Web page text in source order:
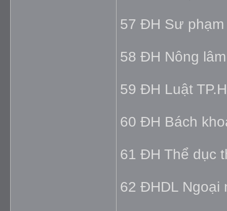
57 ĐH Sư phạm
58 ĐH Nông
59 ĐH Luật
60 ĐH Bách
61 ĐH Thể dục
62 ĐHDL Ngoại